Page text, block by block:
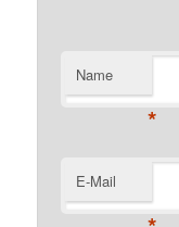
Name
*
E-Mail